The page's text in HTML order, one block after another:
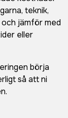
teknik,
jämför med
eller
börja
så att ni